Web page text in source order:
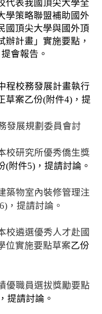
代表我國頂尖大學全
學策略聯盟補助國外
國頂尖大學與國外頂
辦計畫」實施要點，
提會報告。
程校務發展計畫執行
草案乙份(附件4) ，提
發展規劃委員會討
校研究所優秀僑生獎
(附件5) ，提請討論。
築物室內裝修管理注
6) ，提請討論。
校遴選優秀人才赴國
位實施要點草案乙份
優職員選拔獎勵要點
，提請討論。